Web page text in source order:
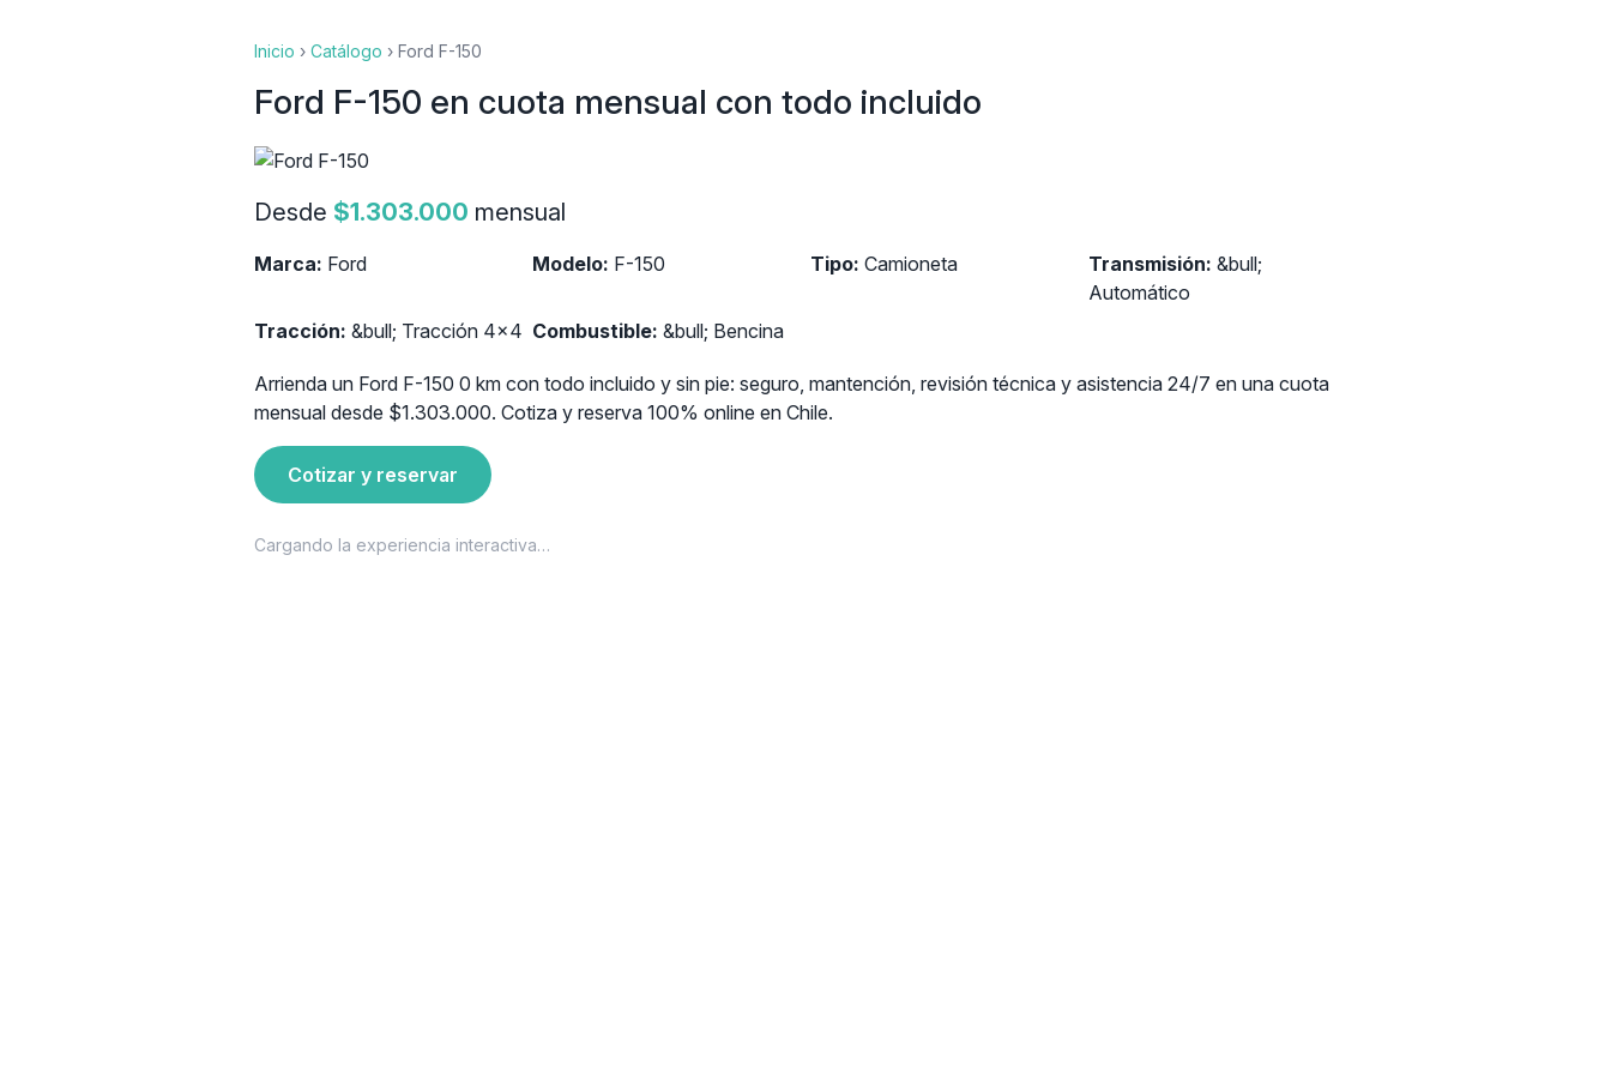
Inicio › Catálogo › Ford F-150
Ford F-150 en cuota mensual con todo incluido
Desde $1.303.000 mensual
Marca: Ford Modelo: F-150 Tipo: Camioneta Transmisión: &bull;
Automático
Tracción: &bull; Tracción 4x4 Combustible: &bull; Bencina
Arrienda un Ford F-150 0 km con todo incluido y sin pie: seguro, mantención, revisión técnica y asistencia 24/7 en una cuota
mensual desde $1.303.000. Cotiza y reserva 100% online en Chile.
Cotizar y reservar
Cargando la experiencia interactiva…